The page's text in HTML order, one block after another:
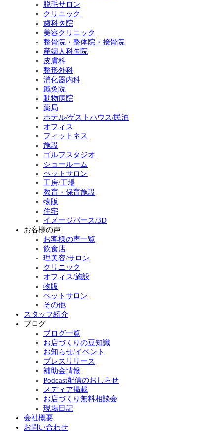
脱毛サロン
クリニック
歯科医院
美容クリニック
整骨院・整体院・接骨院
産婦人科医院
皮膚科
整形外科
消化器内科
鍼灸院
動物病院
薬局
ホテル/ゲストハウス/民泊
オフィス
フィットネス
施設
ゴルフスタジオ
ショールーム
ペットサロン
工房/工場
教育・保育施設
物販
住宅
イメージパース/3D
お客様の声
お客様の声一覧
飲食店
理美容/サロン
クリニック
オフィス/施設
物販
ペットサロン
その他
スタッフ紹介
ブログ
ブログ一覧
お店づくりの豆知識
お知らせ/イベント
プレスリリース
補助金情報
Podcast配信のおしらせ
メディア掲載
お店づくり無料相談会
現場日記
会社概要
お問い合わせ